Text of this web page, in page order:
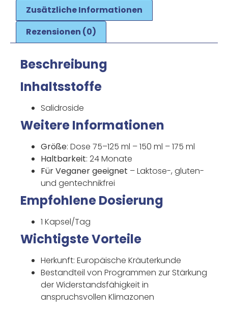
Zusätzliche Informationen
Rezensionen (0)
Beschreibung
Inhaltsstoffe
Salidroside
Weitere Informationen
Größe: Dose 75–125 ml – 150 ml – 175 ml
Haltbarkeit: 24 Monate
Für Veganer geeignet – Laktose-, gluten-
und gentechnikfrei
Empfohlene Dosierung
1 Kapsel/Tag
Wichtigste Vorteile
Herkunft: Europäische Kräuterkunde
Bestandteil von Programmen zur Stärkung
der Widerstandsfähigkeit in
anspruchsvollen Klimazonen